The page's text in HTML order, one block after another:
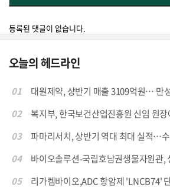
등록된 댓글이 없습니다.
오늘의 헤드라인
01
대원제약, 상반기 매출 3109억원… 만
02
복지부, 한국보건산업진흥원 신임 원장
03
파마리서치, 상반기 역대 최대 실적…
04
바이오솔루션-국립호남권생물자원관,
05
리가켐바이오,ADC 항암제 'LNCB74'